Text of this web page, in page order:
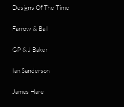
Designs Of The Time
Farrow & Ball
GP & J Baker
Ian Sanderson
James Hare